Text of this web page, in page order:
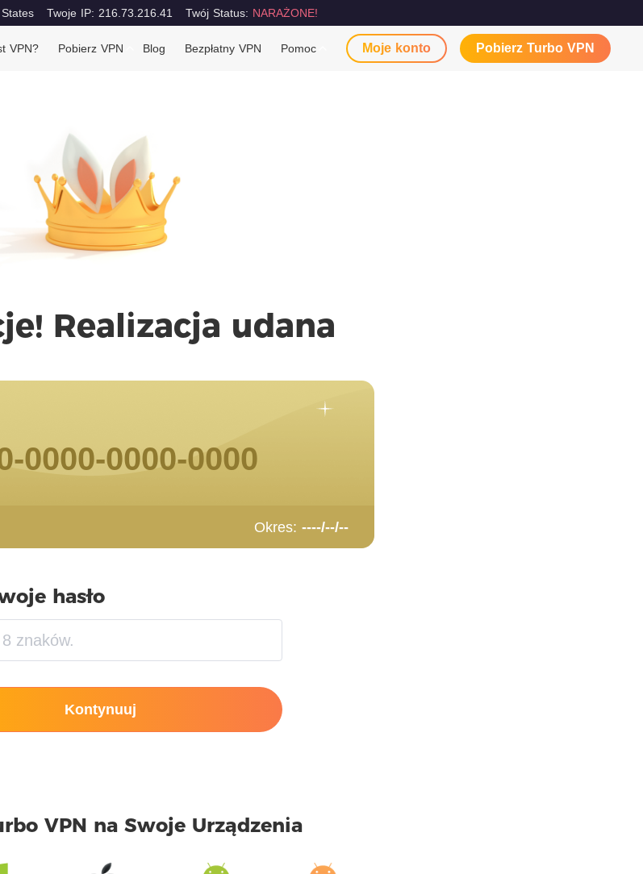
Twoje IP: 216.73.216.41 Twój Status: NARAŻONE!
VPN? Pobierz VPN Blog Bezpłatny VPN Pomoc Pobierz Turbo VPN
Moje konto
Realizacja udana
0000-0000-0000
Okres: ----/--/--
hasło
Kontynuuj
VPN na Swoje Urządzenia